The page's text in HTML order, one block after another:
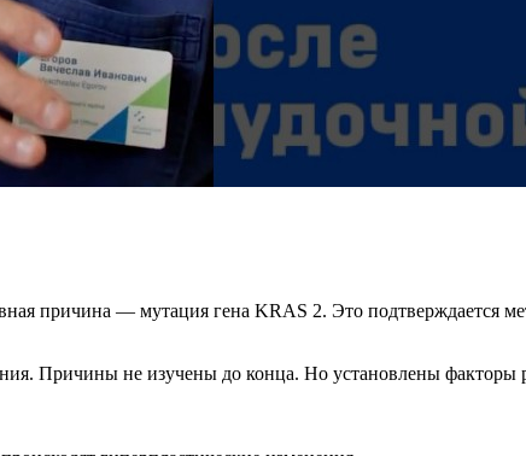
причина — мутация гена KRAS 2. Это подтверждается
Причины не изучены до конца. Но установлены